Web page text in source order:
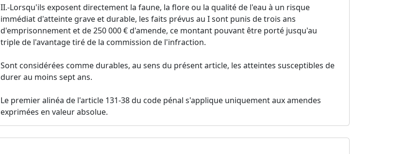
II.-Lorsqu'ils exposent directement la faune, la flore ou la qualité de l'eau à un risque
immédiat d'atteinte grave et durable, les faits prévus au I sont punis de trois ans
d'emprisonnement et de 250 000 € d'amende, ce montant pouvant être porté jusqu'au
triple de l'avantage tiré de la commission de l'infraction.
Sont considérées comme durables, au sens du présent article, les atteintes susceptibles de
durer au moins sept ans.
Le premier alinéa de l'article 131-38 du code pénal s'applique uniquement aux amendes
exprimées en valeur absolue.